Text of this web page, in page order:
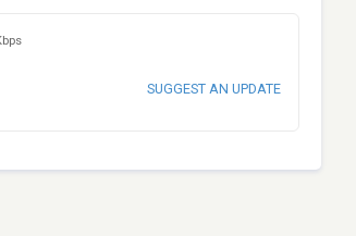
SUGGEST AN UPDATE